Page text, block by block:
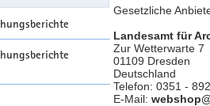
Gesetzliche
Landesamt für
Zur Wetterwarte 7
01109 Dresden
Deutschland
Telefon: 0351 -
E-Mail: